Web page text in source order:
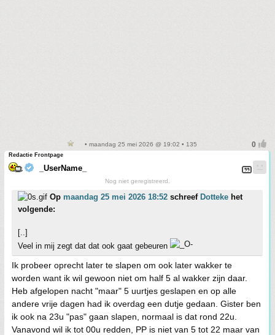
• maandag 25 mei 2026 @ 19:02 • 135
Redactie Frontpage
_UserName_
Nog niet geregistreerd.
Op maandag 25 mei 2026 18:52 schreef Dotteke het
volgende:
[..]
Veel in mij zegt dat dat ook gaat gebeuren
Ik probeer oprecht later te slapen om ook later wakker te
worden want ik wil gewoon niet om half 5 al wakker zijn daar.
Heb afgelopen nacht "maar" 5 uurtjes geslapen en op alle
andere vrije dagen had ik overdag een dutje gedaan. Gister ben
ik ook na 23u "pas" gaan slapen, normaal is dat rond 22u.
Vanavond wil ik tot 00u redden, PP is niet van 5 tot 22 maar van